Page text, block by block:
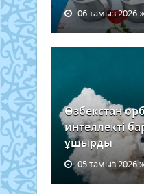
06 тамыз 2026
Өзбекстан
интеллекті
ұшырды
05 тамыз 2026